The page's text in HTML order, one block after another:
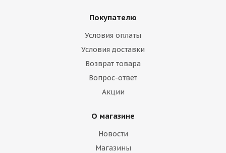
Покупателю
Условия оплаты
Условия доставки
Возврат товара
Вопрос-ответ
Акции
О магазине
Новости
Магазины